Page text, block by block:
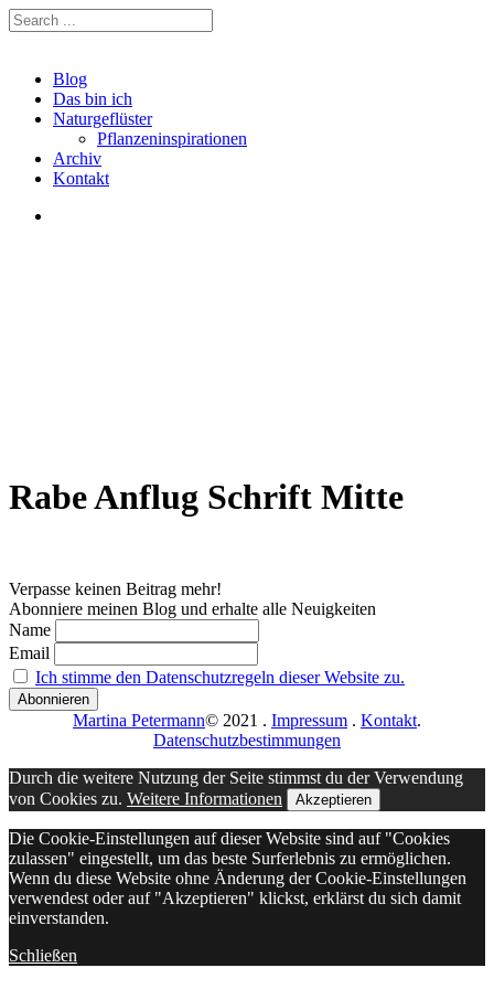
Blog
Das bin ich
Naturgeflüster
Pflanzeninspirationen
Archiv
Kontakt
Rabe Anflug Schrift Mitte
Verpasse keinen Beitrag mehr!
Abonniere meinen Blog und erhalte alle Neuigkeiten
Name
Email
Ich stimme den Datenschutzregeln dieser Website zu.
Martina Petermann© 2021 . Impressum . Kontakt.
Datenschutzbestimmungen
Durch die weitere Nutzung der Seite stimmst du der Verwendung
von Cookies zu. Weitere Informationen Akzeptieren
Die Cookie-Einstellungen auf dieser Website sind auf "Cookies
zulassen" eingestellt, um das beste Surferlebnis zu ermöglichen.
Wenn du diese Website ohne Änderung der Cookie-Einstellungen
verwendest oder auf "Akzeptieren" klickst, erklärst du sich damit
einverstanden.
Schließen